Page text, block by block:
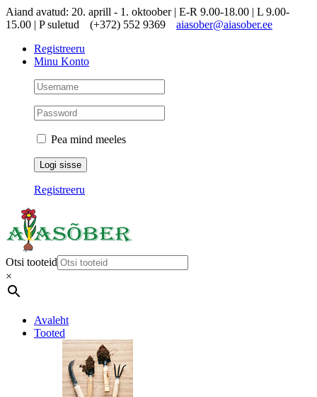
Skip
to
Aiand avatud: 20. aprill - 1. oktoober | E-R 9.00-18.00 | L 9.00-
15.00 | P suletud
(+372) 552 9369
aiasober@aiasober.ee
Registreeru
Minu Konto
Pea mind meeles
Registreeru
Otsi tooteid
×
Avaleht
Tooted